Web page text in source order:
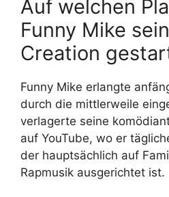
Auf welchen
Funny Mike
Creation
Funny Mike erlangte
durch die mittlerweile
verlagerte seine
auf YouTube, wo er
der hauptsächlich auf
Rapmusik ausgerichtet ist.